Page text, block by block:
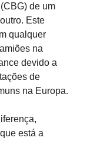
de um
Este
qualquer
na
devido a
de
na Europa.
está a